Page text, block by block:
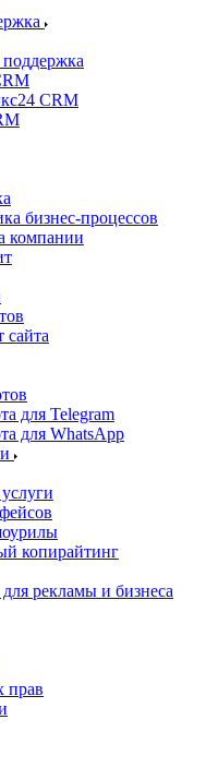
CRM
бизнес-процессов
компании
сайта
для Telegram
для WhatsApp
копирайтинг
рекламы и бизнеса
прав